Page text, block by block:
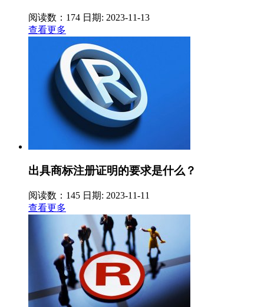
阅读数：174 日期: 2023-11-13
查看更多
出具商标注册证明的要求是什么？
阅读数：145 日期: 2023-11-11
查看更多